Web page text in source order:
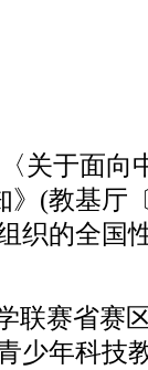
关于面向
(教基厅
织的全国
联赛省赛
少年科技